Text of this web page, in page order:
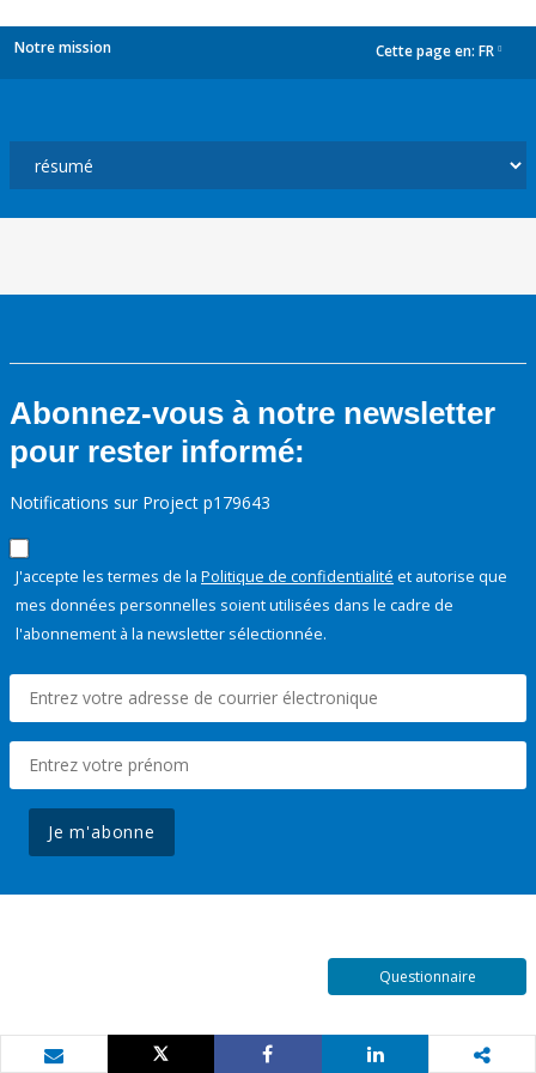
Notre mission Cette page en: FR
Abonnez-vous à notre newsletter
pour rester informé:
Notifications sur Project p179643
J'accepte les termes de la Politique de confidentialité et autorise que
mes données personnelles soient utilisées dans le cadre de
l'abonnement à la newsletter sélectionnée.
Je m'abonne
Questionnaire